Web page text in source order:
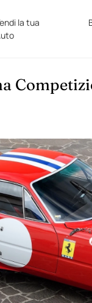
la tua